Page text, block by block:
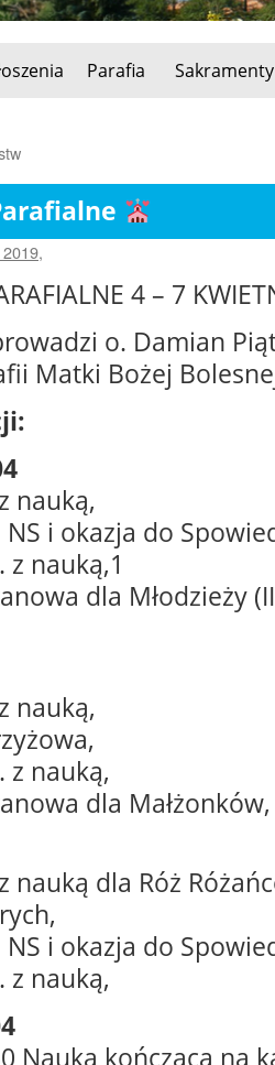
Parafia Sakramenty
,
4 – 7
o. Damian
Matki Bożej
nauką,
i okazja do
z nauką,1
dla Młodzieży
nauką,
z nauką,
dla Małżonków,
nauką dla Róż
i okazja do
z nauką,
Nauka kończąca na